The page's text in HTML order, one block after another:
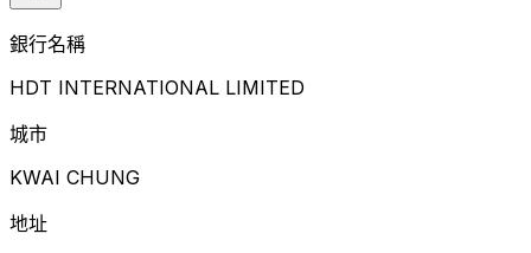
銀行名稱
HDT INTERNATIONAL LIMITED
城市
KWAI CHUNG
地址